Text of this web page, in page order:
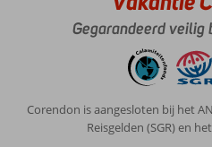
Gegarandeerd veilig
Corendon is aangesloten bij het
Reisgelden (SGR) en